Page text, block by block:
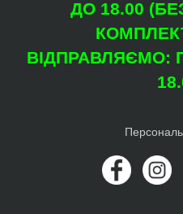
ДО 18.00
ВІДПРАВЛЯЄМО: